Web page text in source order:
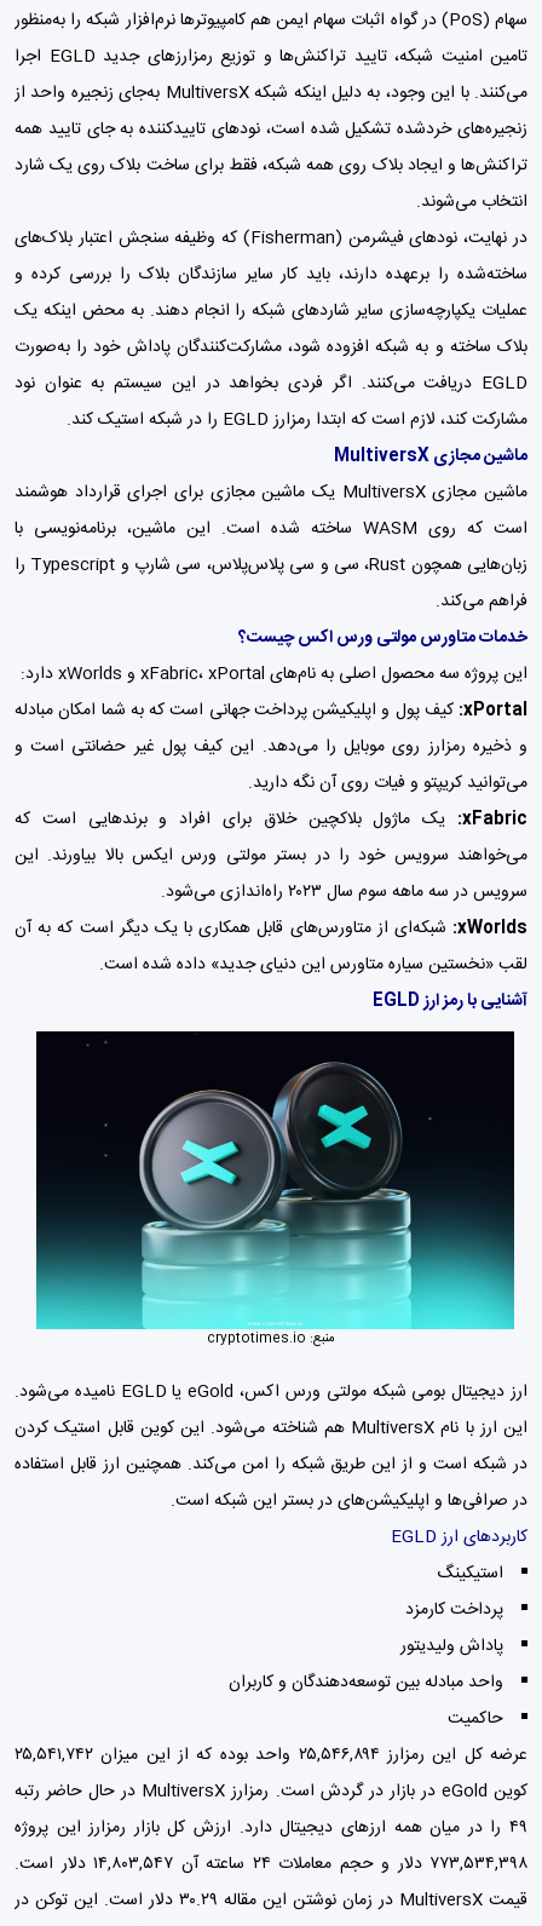
سهام (PoS) در گواه اثبات سهام ایمن هم کامپیوترها نرم‌افزار شبکه را به‌منظور
تامین امنیت شبکه، تایید تراکنش‌ها و توزیع رمزارزهای جدید EGLD اجرا
می‌کنند. با این وجود، به دلیل اینکه شبکه MultiversX به‌جای زنجیره واحد از
زنجیره‌های خردشده تشکیل شده است، نودهای تاییدکننده به جای تایید همه
تراکنش‌ها و ایجاد بلاک روی همه شبکه، فقط برای ساخت بلاک روی یک شارد
انتخاب می‌شوند.
در نهایت، نودهای فیشرمن (Fisherman) که وظیفه سنجش اعتبار بلاک‌های
ساخته‌شده را برعهده دارند، باید کار سایر سازندگان بلاک را بررسی کرده و
عملیات یکپارچه‌سازی سایر شاردهای شبکه را انجام دهند. به محض اینکه یک
بلاک ساخته و به شبکه افزوده شود، مشارکت‌کنندگان پاداش خود را به‌صورت
EGLD دریافت می‌کنند. اگر فردی بخواهد در این سیستم به عنوان نود
مشارکت کند، لازم است که ابتدا رمزارز EGLD را در شبکه استیک کند.
ماشین مجازی MultiversX
ماشین مجازی MultiversX یک ماشین‌ مجازی برای اجرای قرارداد هوشمند
است که روی WASM ساخته شده است. این ماشین، برنامه‌نویسی با
زبان‌هایی همچون Rust، سی و سی پلاس‌پلاس، سی شارپ و Typescript را
فراهم می‌کند.
خدمات متاورس مولتی ورس اکس چیست؟
این پروژه سه محصول اصلی به نام‌های xFabric، xPortal و xWorlds دارد:
xPortal: کیف پول و اپلیکیشن پرداخت جهانی است که به شما امکان مبادله
و ذخیره رمزارز روی موبایل را می‌دهد. این کیف پول غیر حضانتی است و
می‌توانید کریپتو و فیات روی آن نگه دارید.
xFabric: یک ماژول بلاکچین خلاق برای افراد و برندهایی است که
می‌خواهند سرویس خود را در بستر مولتی ورس ایکس بالا بیاورند. این
سرویس در سه ماهه سوم سال ۲۰۲۳ راه‌اندازی می‌شود.
xWorlds: شبکه‌ای از متاورس‌های قابل همکاری با یک دیگر است که به آن
لقب «نخستین سیاره متاورس این دنیای جدید» داده شده است.
آشنایی با رمز ارز EGLD
منبع: cryptotimes.io
ارز دیجیتال بومی شبکه مولتی ورس اکس، eGold یا EGLD نامیده می‌شود.
این ارز با نام MultiversX هم شناخته می‌شود. این کوین قابل استیک کردن
در شبکه است و از این طریق شبکه را امن می‌کند. همچنین ارز قابل استفاده
در صرافی‌ها و اپلیکیشن‌های در بستر این شبکه است.
کاربردهای ارز EGLD
استیکینگ
پرداخت کارمزد
پاداش ولیدیتور
واحد مبادله بین توسعه‌دهندگان و کاربران
حاکمیت
عرضه کل این رمزارز ۲۵,۵۴۶,۸۹۴ واحد بوده که از این میزان ۲۵,۵۴۱,۷۴۲
کوین eGold در بازار در گردش است. رمزارز MultiversX در حال حاضر رتبه
۴۹ را در میان همه ارزهای دیجیتال دارد. ارزش کل بازار رمزارز این پروژه
۷۷۳,۵۳۴,۳۹۸ دلار و حجم معاملات ۲۴ ساعته آن ۱۴,۸۰۳,۵۴۷
دلاراست.
قیمت MultiversX در زمان نوشتن این مقاله ۳۰.۲۹ دلار است. این توکن در